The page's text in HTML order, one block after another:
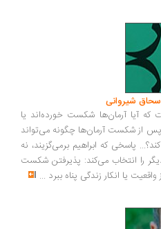
شکست خورده‌اند یا
آرمان‌ها چگونه می‌تواند
که ابراهیم برمی‌گزیند، نه
می‌کند: پذیرفتن شکست
انکار زندگی پناه ببرد...